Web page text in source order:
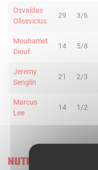
Osvaldas
Olisevicius
29 3/6
Mouhamet
Diouf
14 5/8
Jeremy
Senglin
21 2/3
Marcus
Lee
14 1/2
NUTRIBULLET